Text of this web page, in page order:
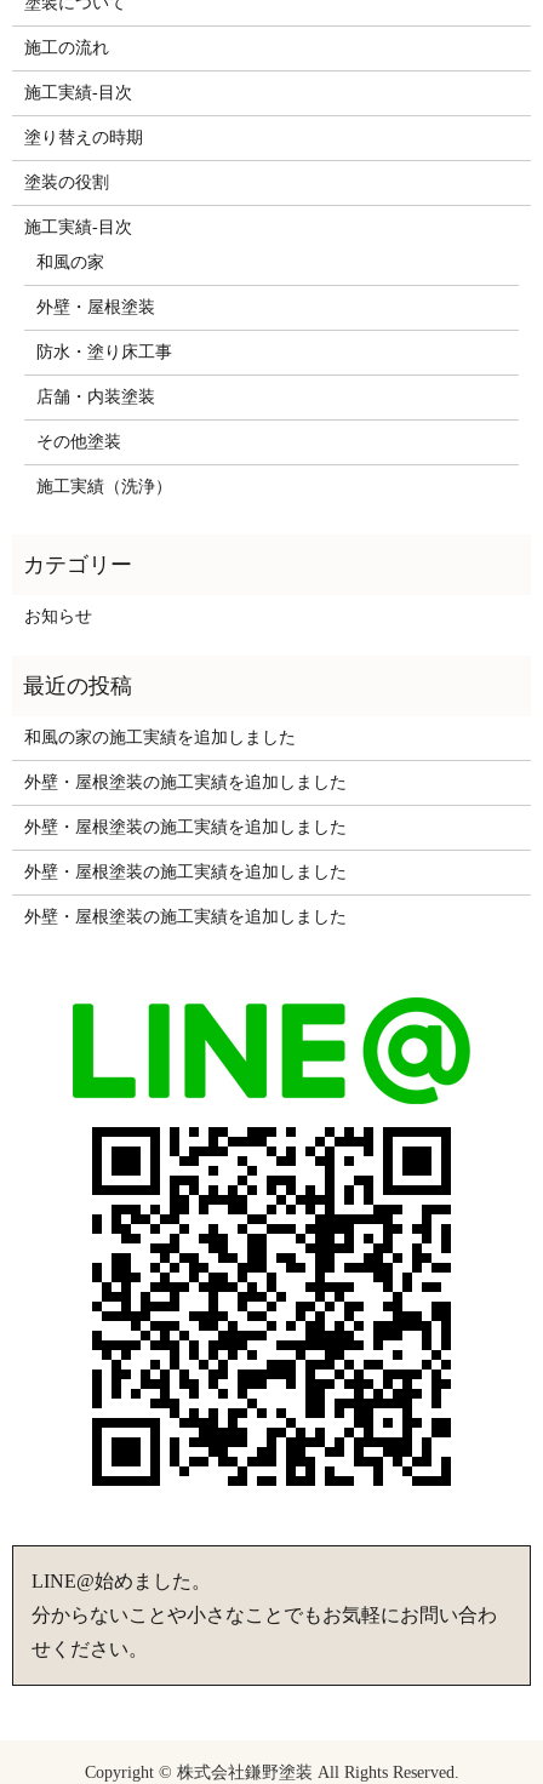
施工の流れ
施工実績-目次
塗り替えの時期
塗装の役割
施工実績-目次
和風の家
外壁・屋根塗装
防水・塗り床工事
店舗・内装塗装
その他塗装
施工実績（洗浄）
お知らせ
和風の家の施工実績を追加しました
外壁・屋根塗装の施工実績を追加しました
外壁・屋根塗装の施工実績を追加しました
外壁・屋根塗装の施工実績を追加しました
外壁・屋根塗装の施工実績を追加しました
LINE@始めました。
分からないことや小さなことでもお気軽にお問い合わ
せください。
Copyright © 株式会社鎌野塗装 All Rights Reserved.